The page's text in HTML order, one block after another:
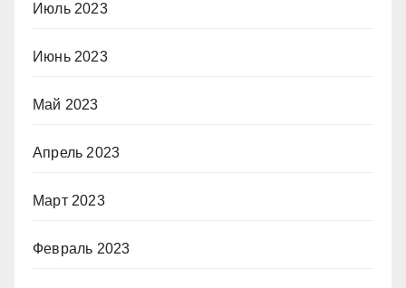
Июль 2023
Июнь 2023
Май 2023
Апрель 2023
Март 2023
Февраль 2023